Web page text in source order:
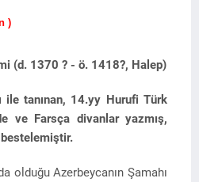
)
(d. 1370 ? - ö. 1418?, Halep)
ile tanınan, 14.yy Hurufi Türk
ve Farsça divanlar yazmış,
olduğu Azerbeycanın Şamahı